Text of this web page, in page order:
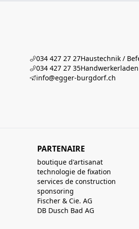
034 427 27 27Haustechnik /
034 427 27 35Handwerkerladen
info@egger-burgdorf.ch
PARTENAIRE
boutique d'artisanat
technologie de fixation
services de construction
sponsoring
Fischer & Cie. AG
DB Dusch Bad AG